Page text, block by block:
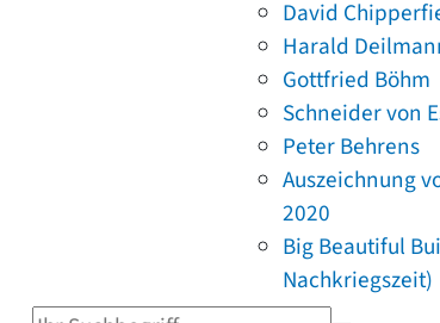
David
Harald
Gottfried Böhm
Schneider von
Peter Behrens
Auszeichnung
2020
Big Beautiful
Nachkriegszeit)